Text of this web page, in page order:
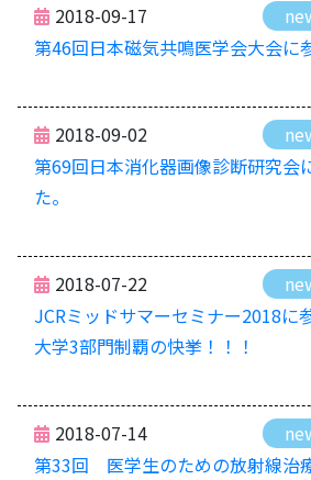
2018-09-17
第46回日本磁気共鳴医学会大会に
2018-09-02
第69回日本消化器画像診断研究会
た。
2018-07-22
JCRミッドサマーセミナー2018に
大学3部門制覇の快挙！！！
2018-07-14
第33回 医学生のための放射線治